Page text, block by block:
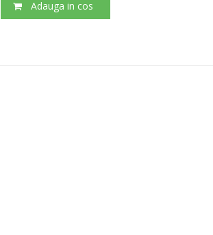
Adauga in cos